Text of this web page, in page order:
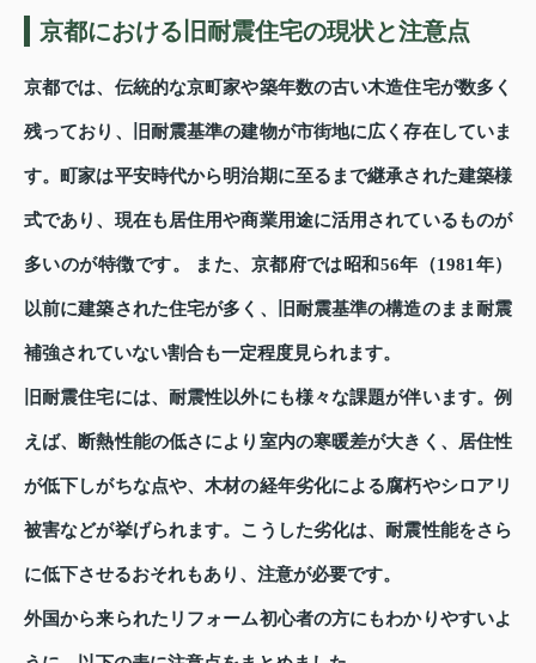
京都における旧耐震住宅の現状と注意点
京都では、伝統的な京町家や築年数の古い木造住宅が数多く
残っており、旧耐震基準の建物が市街地に広く存在していま
す。町家は平安時代から明治期に至るまで継承された建築様
式であり、現在も居住用や商業用途に活用されているものが
多いのが特徴です。 また、京都府では昭和56年（1981年）
以前に建築された住宅が多く、旧耐震基準の構造のまま耐震
補強されていない割合も一定程度見られます。
旧耐震住宅には、耐震性以外にも様々な課題が伴います。例
えば、断熱性能の低さにより室内の寒暖差が大きく、居住性
が低下しがちな点や、木材の経年劣化による腐朽やシロアリ
被害などが挙げられます。こうした劣化は、耐震性能をさら
に低下させるおそれもあり、注意が必要です。
外国から来られたリフォーム初心者の方にもわかりやすいよ